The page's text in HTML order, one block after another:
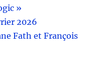
»
2026
Fath et François